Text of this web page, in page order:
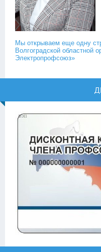
Мы открываем еще одну
Волгоградской областной
Электропрофсоюз»